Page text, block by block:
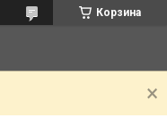
Корзина